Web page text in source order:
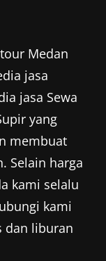
tour Medan
jasa
jasa Sewa
yang
membuat
Selain harga
kami selalu
kami
dan liburan